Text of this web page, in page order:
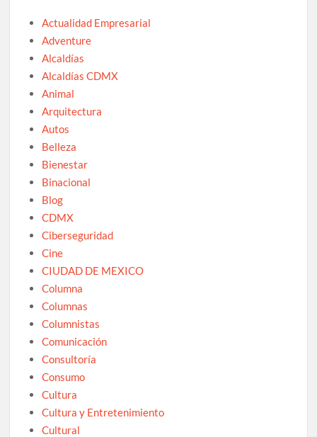
Actualidad Empresarial
Adventure
Alcaldías
Alcaldías CDMX
Animal
Arquitectura
Autos
Belleza
Bienestar
Binacional
Blog
CDMX
Ciberseguridad
Cine
CIUDAD DE MEXICO
Columna
Columnas
Columnistas
Comunicación
Consultoría
Consumo
Cultura
Cultura y Entretenimiento
Cultural